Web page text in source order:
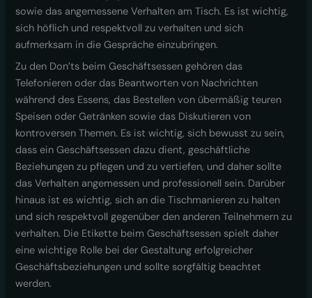
sowie das angemessene Verhalten am Tisch. Es ist wichtig,
sich höflich und respektvoll zu verhalten und sich
aufmerksam in die Gespräche einzubringen.
Zu den Don’ts beim Geschäftsessen gehören das
Telefonieren oder das Beantworten von Nachrichten
während des Essens, das Bestellen von übermäßig teuren
Speisen oder Getränken sowie das Diskutieren von
kontroversen Themen. Es ist wichtig, sich bewusst zu sein,
dass ein Geschäftsessen dazu dient, geschäftliche
Beziehungen zu pflegen und zu vertiefen, und daher sollte
das Verhalten angemessen und professionell sein. Darüber
hinaus ist es wichtig, sich an die Tischmanieren zu halten
und sich respektvoll gegenüber den anderen Teilnehmern zu
verhalten. Die Etikette beim Geschäftsessen spielt daher
eine wichtige Rolle bei der Gestaltung erfolgreicher
Geschäftsbeziehungen und sollte sorgfältig beachtet
werden.